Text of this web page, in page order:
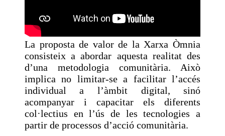
La proposta de valor de la Xarxa Òmnia
consisteix a abordar aquesta realitat des
d’una metodologia comunitària. Això
implica no limitar-se a facilitar l’accés
individual a l’àmbit digital, sinó
acompanyar i capacitar els diferents
col·lectius en l’ús de les tecnologies a
partir de processos d’acció comunitària.